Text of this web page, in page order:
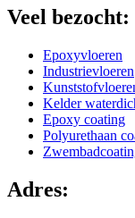
Veel bezocht:
Epoxyvloeren
Industrievloeren
Kelder
Epoxy coating
Polyurethaan
Adres: